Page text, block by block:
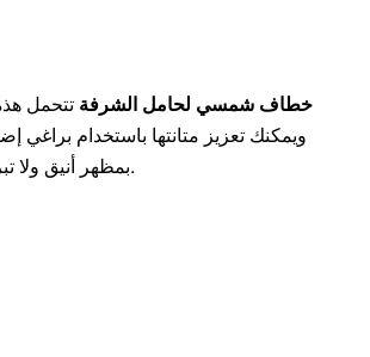
خطاف شمسي لحامل الشرفة تتحمل
ويمكنك تعزيز متانتها باستخدام براغي
بمظهر أنيق ولا تبرز بشكل ملحوظ، ما يجعلها متناسقة مع طراز المبنى.